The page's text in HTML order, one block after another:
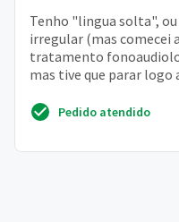
Tenho "lingua solta",
irregular (mas comecei
tratamento
mas tive que parar logo
Pedido atendido